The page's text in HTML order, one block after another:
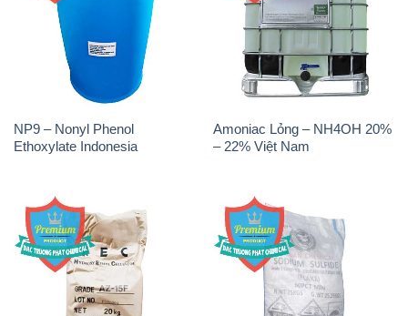
NP9 – Nonyl Phenol
Ethoxylate Indonesia
Amoniac Lỏng – NH4OH 20%
– 22% Việt Nam